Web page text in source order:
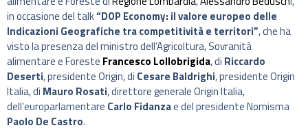
in occasione del talk“DOP Economy: il valore europeo delle
Indicazioni Geografiche tra competitività e territori”, che ha
visto la presenza del ministro dell’Agricoltura, Sovranità
alimentare e Foreste Francesco Lollobrigida, di Riccardo
Deserti, presidente Origin, di Cesare Baldrighi, presidente Origin
Italia, di Mauro Rosati, direttore generale Origin Italia,
dell’europarlamentare Carlo Fidanzae del presidente Nomisma
Paolo De Castro.